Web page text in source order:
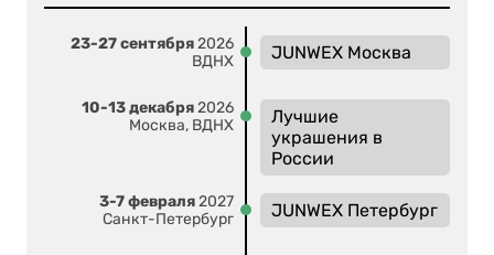
23-27 сентября2026
ВДНХ
JUNWEX Москва
10-13 декабря2026
Москва, ВДНХ
Лучшие
украшения в
России
3-7 февраля2027
Санкт-Петербург
JUNWEX Петербург